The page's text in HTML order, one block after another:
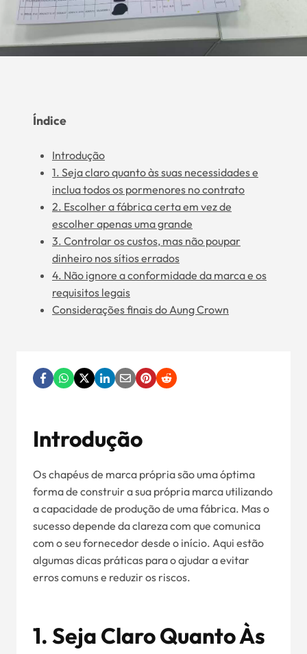
Índice
Introdução
1. Seja claro quanto às suas necessidades e
inclua todos os pormenores no contrato
2. Escolher a fábrica certa em vez de
escolher apenas uma grande
3. Controlar os custos, mas não poupar
dinheiro nos sítios errados
4. Não ignore a conformidade da marca e os
requisitos legais
Considerações finais do Aung Crown
Introdução
Os chapéus de marca própria são uma óptima
forma de construir a sua própria marca utilizando
a capacidade de produção de uma fábrica. Mas o
sucesso depende da clareza com que comunica
com o seu fornecedor desde o início. Aqui estão
algumas dicas práticas para o ajudar a evitar
erros comuns e reduzir os riscos.
1. Seja Claro Quanto Às